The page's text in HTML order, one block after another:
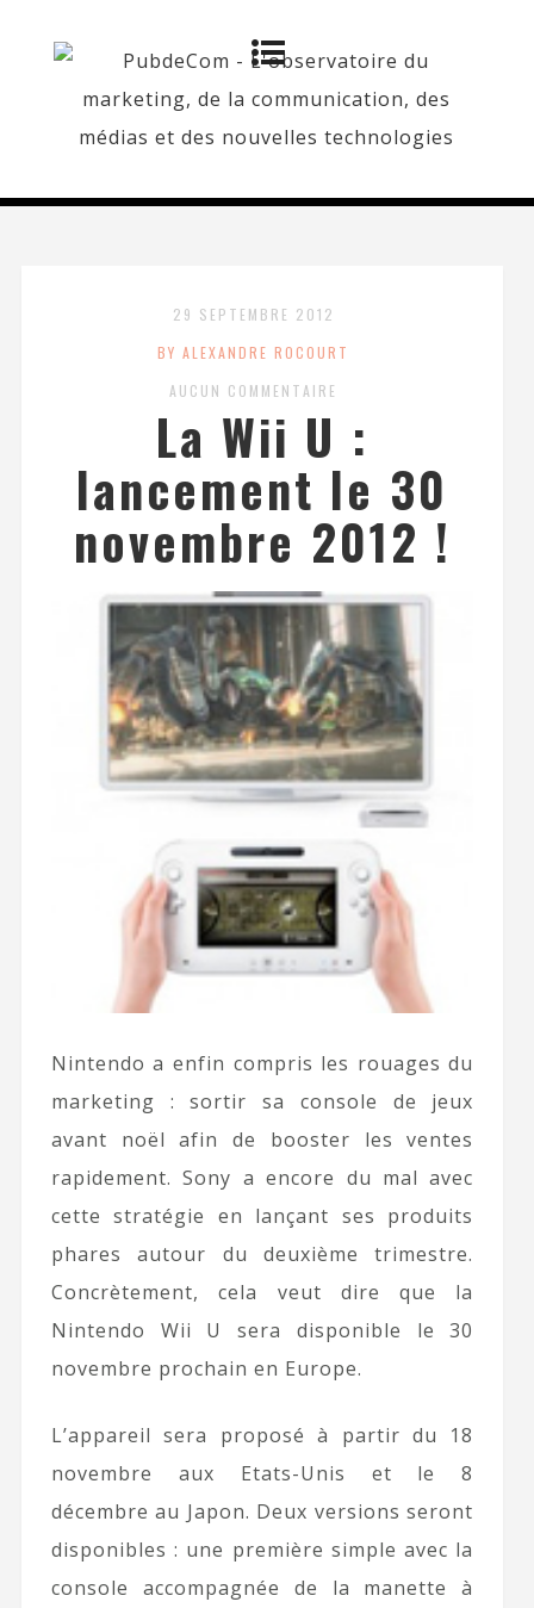
29 SEPTEMBRE 2012
BY ALEXANDRE ROCOURT
AUCUN COMMENTAIRE
La Wii U :
lancement le 30
novembre 2012 !
Nintendo a enfin compris les rouages du
marketing : sortir sa console de jeux
avant noël afin de booster les ventes
rapidement. Sony a encore du mal avec
cette stratégie en lançant ses produits
phares autour du deuxième trimestre.
Concrètement, cela veut dire que la
Nintendo Wii U sera disponible le 30
novembre prochain en Europe.
L’appareil sera proposé à partir du 18
novembre aux Etats-Unis et le 8
décembre au Japon. Deux versions seront
disponibles : une première simple avec la
console accompagnée de la manette à